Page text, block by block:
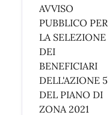
AVVISO
PUBBLICO PER
LA SELEZIONE
DEI
BENEFICIARI
DELL'AZIONE 5
DEL PIANO DI
ZONA 2021